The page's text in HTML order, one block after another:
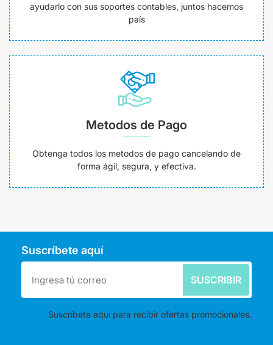
ayudarlo con sus soportes contables, juntos hacemos
país
Metodos de Pago
Obtenga todos los metodos de pago cancelando de
forma ágil, segura, y efectiva.
Suscríbete aquí
SUSCRIBIR
Suscríbete aquí para recibir ofertas promocionales.